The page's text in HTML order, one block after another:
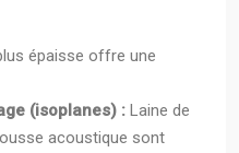
épaisse offre une
(isoplanes) : Laine de
acoustique sont